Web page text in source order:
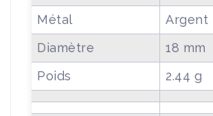
Métal
Argent
Diamètre
18 mm
Poids
2.44 g